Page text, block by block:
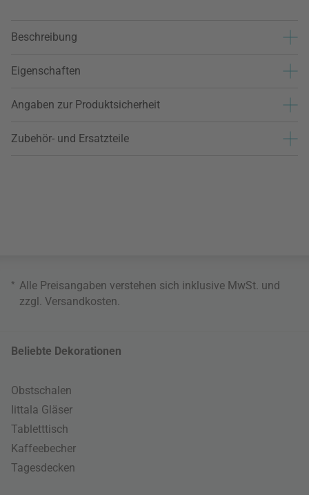
Beschreibung
Eigenschaften
Angaben zur Produktsicherheit
Zubehör- und Ersatzteile
* Alle Preisangaben verstehen sich inklusive MwSt. und
zzgl. Versandkosten
Beliebte Dekorationen
Obstschalen
Iittala Gläser
Tabletttisch
Kaffeebecher
Tagesdecken